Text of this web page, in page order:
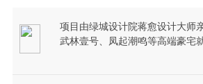
项目由绿城设计院蒋愈设计大师
武林壹号、凤起潮鸣等高端豪宅